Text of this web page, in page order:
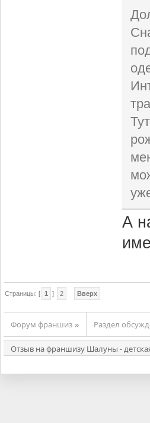
А
Страницы: [ 1 ] 2 Вверх
Форум франшиз » Раздел
Отзыв на франшизу Шалуны -